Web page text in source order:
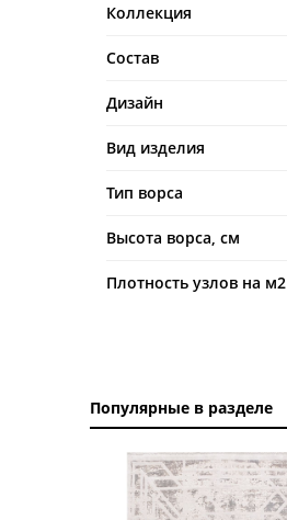
Коллекция
Состав
Дизайн
Вид изделия
Тип ворса
Высота ворса, см
Плотность узлов на м2
Популярные в разделе